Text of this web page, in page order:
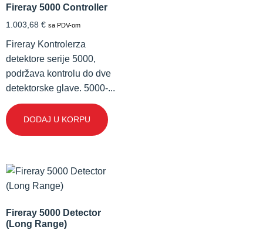
Fireray 5000 Controller
1.003,68 € sa PDV-om
Fireray Kontrolerza
detektore serije 5000,
podržava kontrolu do dve
detektorske glave. 5000-...
DODAJ U KORPU
Fireray 5000 Detector
(Long Range)